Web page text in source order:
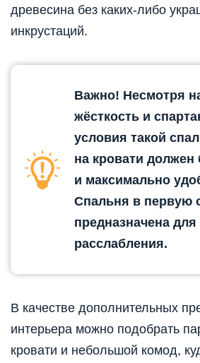
древесина без каких-либо
инкрустаций.
Важно! Несмотря
жёсткость и
условия такой
на кровати
и максимально
Спальня в первую
предназначена
расслабления.
В качестве дополнительных
интерьера можно подобрать
кровати и небольшой комод,